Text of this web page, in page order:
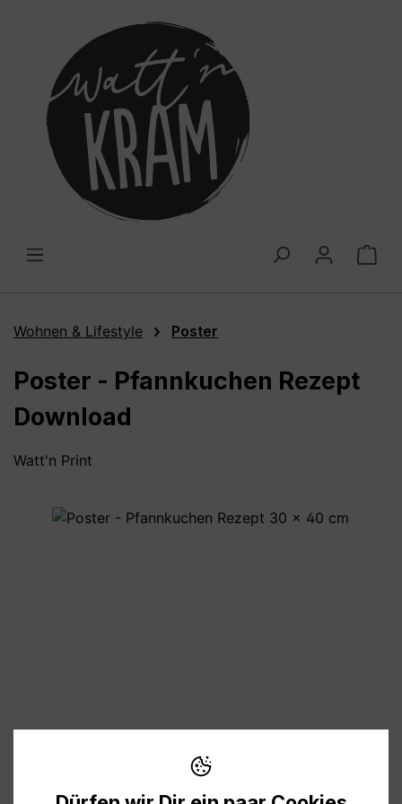
Wohnen & Lifestyle Poster
Poster - Pfannkuchen Rezept
Download
Watt'n Print
Bildergalerie überspringen
Preise inkl. MwSt. zzgl. Versandkosten